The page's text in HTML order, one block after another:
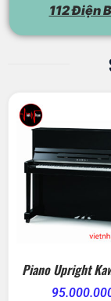
112 Điện
Piano Upright